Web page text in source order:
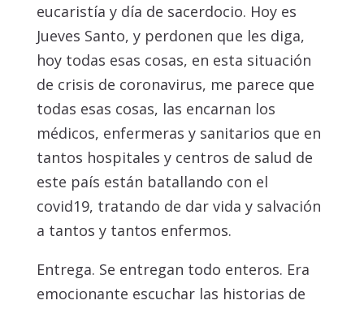
eucaristía y día de sacerdocio. Hoy es
Jueves Santo, y perdonen que les diga,
hoy todas esas cosas, en esta situación
de crisis de coronavirus, me parece que
todas esas cosas, las encarnan los
médicos, enfermeras y sanitarios que en
tantos hospitales y centros de salud de
este país están batallando con el
covid19, tratando de dar vida y salvación
a tantos y tantos enfermos.
Entrega. Se entregan todo enteros. Era
emocionante escuchar las historias de